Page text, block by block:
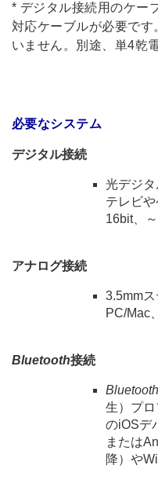
* デジタル接続用のケー
対応ケーブルが必要で
いません。別途、単4乾
必要なシステム
デジタル接続
光デジ
テレビ
16bit、
アナログ接続
3.5mm
PC/Mac
Bluetooth接続
Bluetooth
生）プ
のiOSデ
または
降）や